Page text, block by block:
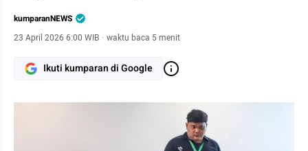
kumparanNEWS
23 April 2026 6:00 WIB · waktu baca 5 menit
Ikuti kumparan di Google